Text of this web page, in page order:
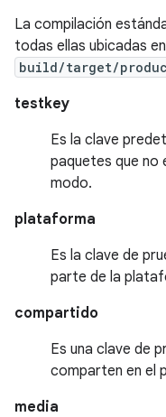
La compilación
todas ellas ubicadas en
build/target/
testkey
Es la clave
paquetes que no
modo.
plataforma
Es la clave de
parte de la
compartido
Es una clave de
comparten en el
media